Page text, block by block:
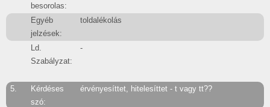
besorolas:
Egyéb
jelzések:
toldalékolás
Ld.
Szabályzat:
-
5.
Kérdéses
szó:
érvényesíttet, hitelesíttet - t vagy tt??